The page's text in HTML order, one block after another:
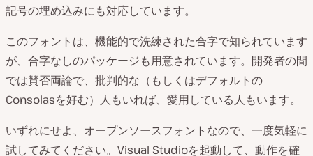
記号の埋め込みにも対応しています。
このフォントは、機能的で洗練された合字で知られています
が、合字なしのパッケージも用意されています。開発者の間
では賛否両論で、批判的な（もしくはデフォルトの
Consolasを好む）人もいれば、愛用している人もいます。
いずれにせよ、オープンソースフォントなので、一度気軽に
試してみてください。Visual Studioを起動して、動作を確